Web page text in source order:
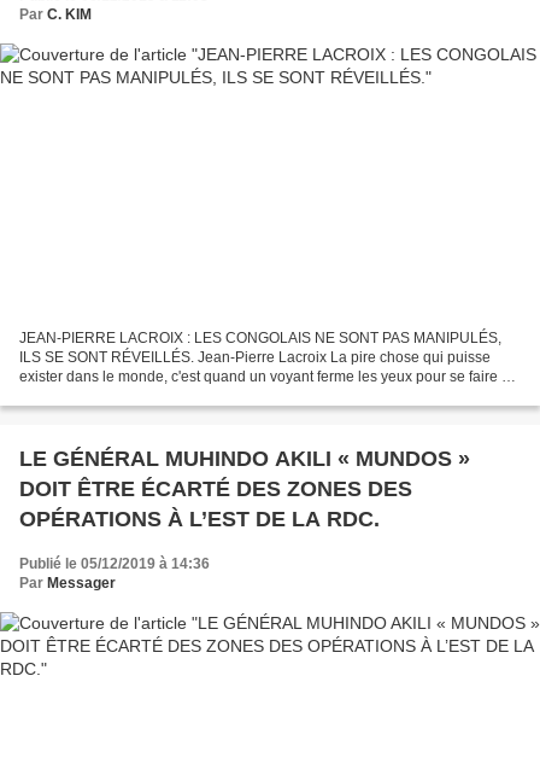
Par C. KIM
JEAN-PIERRE LACROIX : LES CONGOLAIS NE SONT PAS MANIPULÉS,
ILS SE SONT RÉVEILLÉS. Jean-Pierre Lacroix La pire chose qui puisse
exister dans le monde, c'est quand un voyant ferme les yeux pour se faire un
LE GÉNÉRAL MUHINDO AKILI « MUNDOS »
DOIT ÊTRE ÉCARTÉ DES ZONES DES
OPÉRATIONS À L’EST DE LA RDC.
Publié le 05/12/2019 à 14:36
Par Messager